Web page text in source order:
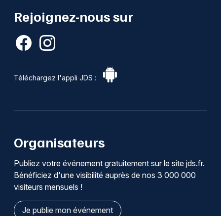
Rejoignez-nous sur
Téléchargez l'appli JDS :
Organisateurs
Publiez votre événement gratuitement sur le site jds.fr.
Bénéficiez d'une visibilité auprès de nos 3 000 000
visiteurs mensuels !
Je publie mon événement